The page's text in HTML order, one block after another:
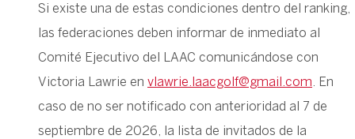
Si existe una de estas condiciones dentro del ranking,
las federaciones deben informar de inmediato al
Comité Ejecutivo del LAAC comunicándose con
Victoria Lawrie en vlawrie.laacgolf@gmail.com. En
caso de no ser notificado con anterioridad al 7 de
septiembre de 2026, la lista de invitados de la